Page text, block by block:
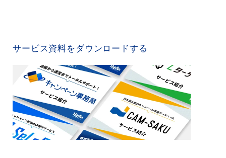
サービス資料をダウンロードする